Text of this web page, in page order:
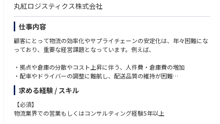
丸紅ロジスティクス株式会社
仕事内容
顧客にとって物流の効率化やサプライチェーンの安定化は、年々困難にな
っており、重要な経営課題となっています。例えば、
・拠点や倉庫の分散やコスト上昇に伴う、人件費・倉庫費の増加
・配車やドライバーの調整に難航し、配送品質の維持が困難
・物流センターの構成や設計の無駄による不要なコストの増加
・法対応や業務負荷の増加による現場運用の逼迫
など、様々な課題を抱えています。
求める経験 / スキル
【必須】
物流業界での営業もしくはコンサルティング経験5年以上